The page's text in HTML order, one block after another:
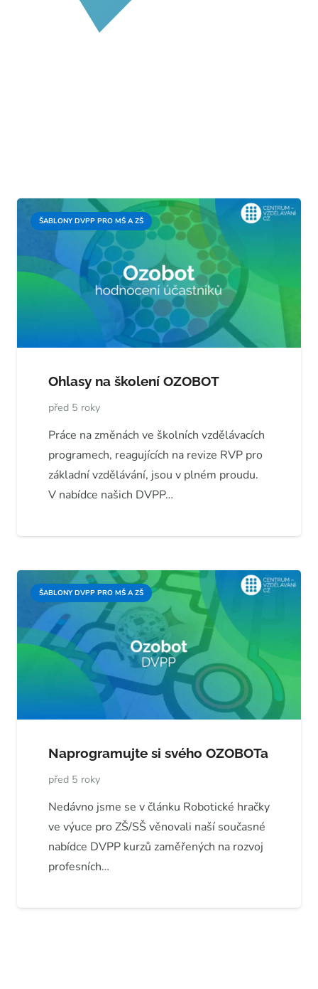
ŠABLONY DVPP PRO MŠ A ZŠ
Ohlasy na školení OZOBOT
před 5 roky
Práce na změnách ve školních vzdělávacích
programech, reagujících na revize RVP pro
základní vzdělávání, jsou v plném proudu.
V nabídce našich DVPP…
ŠABLONY DVPP PRO MŠ A ZŠ
Naprogramujte si svého OZOBOTa
před 5 roky
Nedávno jsme se v článku Robotické hračky
ve výuce pro ZŠ/SŠ věnovali naší současné
nabídce DVPP kurzů zaměřených na rozvoj
profesních…